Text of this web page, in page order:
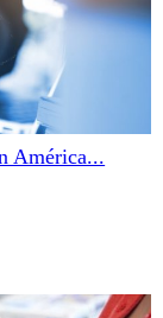
América...